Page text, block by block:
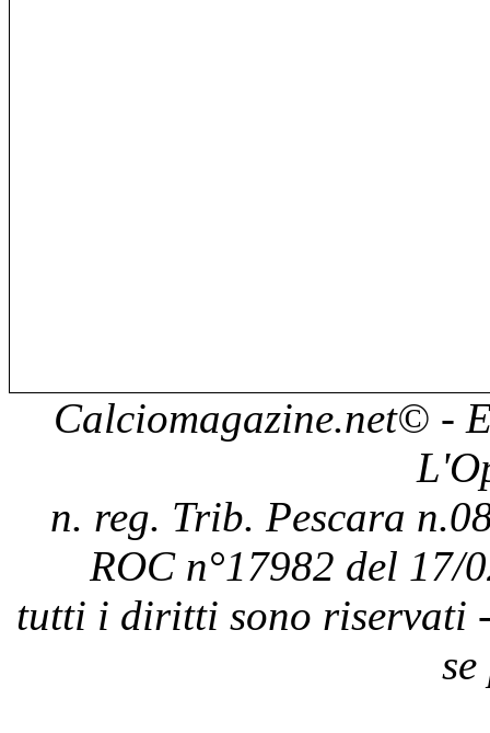
Calciomagazine.net© -
n. reg. Trib. Pescara
ROC n°17982 del 17/
tutti i diritti sono riservati